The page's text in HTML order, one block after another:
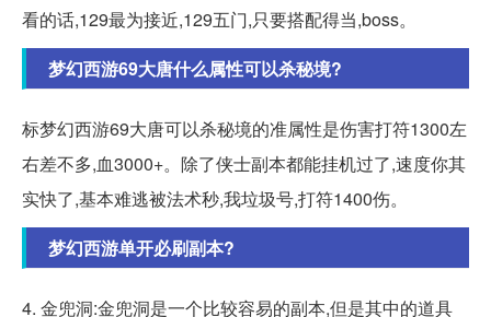
看的话,129最为接近,129五门,只要搭配得当,boss。
梦幻西游69大唐什么属性可以杀秘境?
标梦幻西游69大唐可以杀秘境的准属性是伤害打符1300左
右差不多,血3000+。除了侠士副本都能挂机过了,速度你其
实快了,基本难逃被法术秒,我垃圾号,打符1400伤。
梦幻西游单开必刷副本?
4. 金兜洞:金兜洞是一个比较容易的副本,但是其中的道具